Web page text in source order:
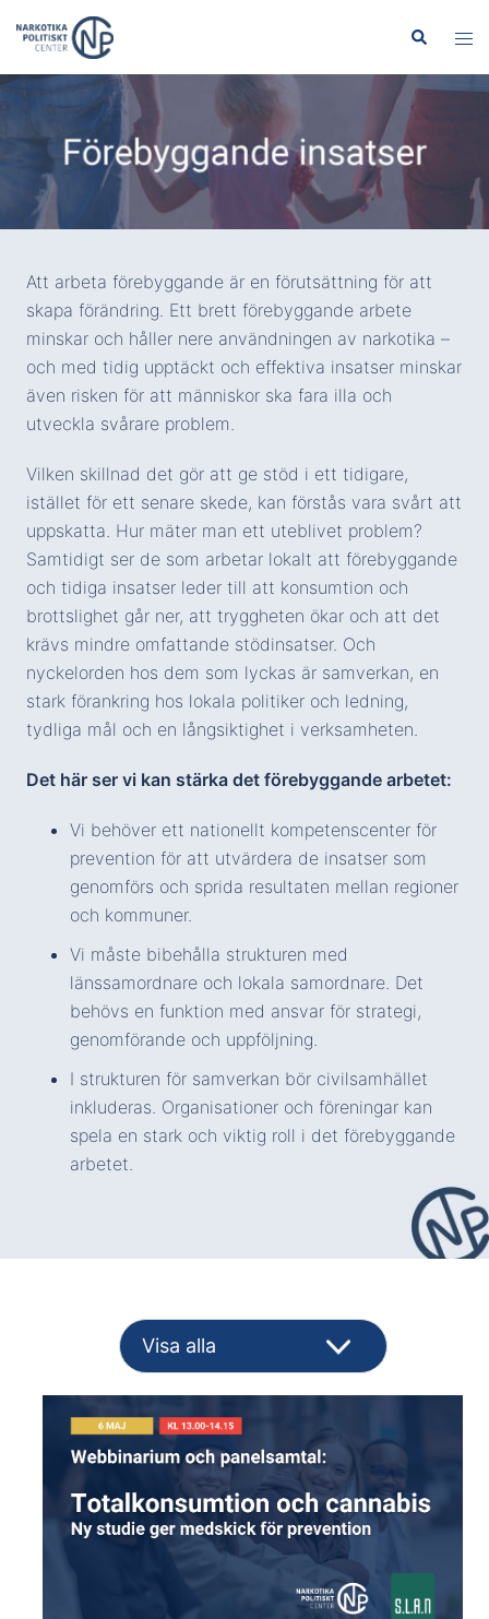
innehåll
Sök
Slå
Att arbeta förebyggande är en förutsättning för att
skapa förändring. Ett brett förebyggande arbete
minskar och håller nere användningen av narkotika –
och med tidig upptäckt och effektiva insatser minskar
även risken för att människor ska fara illa och
utveckla svårare problem.
Vilken skillnad det gör att ge stöd i ett tidigare,
istället för ett senare skede, kan förstås vara svårt att
uppskatta. Hur mäter man ett uteblivet problem?
Samtidigt ser de som arbetar lokalt att förebyggande
och tidiga insatser leder till att konsumtion och
brottslighet går ner, att tryggheten ökar och att det
krävs mindre omfattande stödinsatser. Och
nyckelorden hos dem som lyckas är samverkan, en
stark förankring hos lokala politiker och ledning,
tydliga mål och en långsiktighet i verksamheten.
Det här ser vi kan stärka det förebyggande arbetet:
Vi behöver ett nationellt kompetenscenter för
prevention för att utvärdera de insatser som
genomförs och sprida resultaten mellan regioner
och kommuner.
Vi måste bibehålla strukturen med
länssamordnare och lokala samordnare. Det
behövs en funktion med ansvar för strategi,
genomförande och uppföljning.
I strukturen för samverkan bör civilsamhället
inkluderas. Organisationer och föreningar kan
spela en stark och viktig roll i det förebyggande
arbetet.